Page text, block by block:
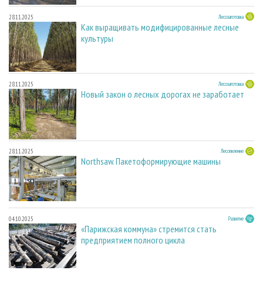
28.11.2025 Лесозаготовка
Как выращивать модифицированные лесные
культуры
28.11.2025 Лесозаготовка
Новый закон о лесных дорогах не заработает
28.11.2025 Лесопиление
Northsaw. Пакетоформирующие машины
04.10.2025 Развитие
«Парижская коммуна» стремится стать
предприятием полного цикла